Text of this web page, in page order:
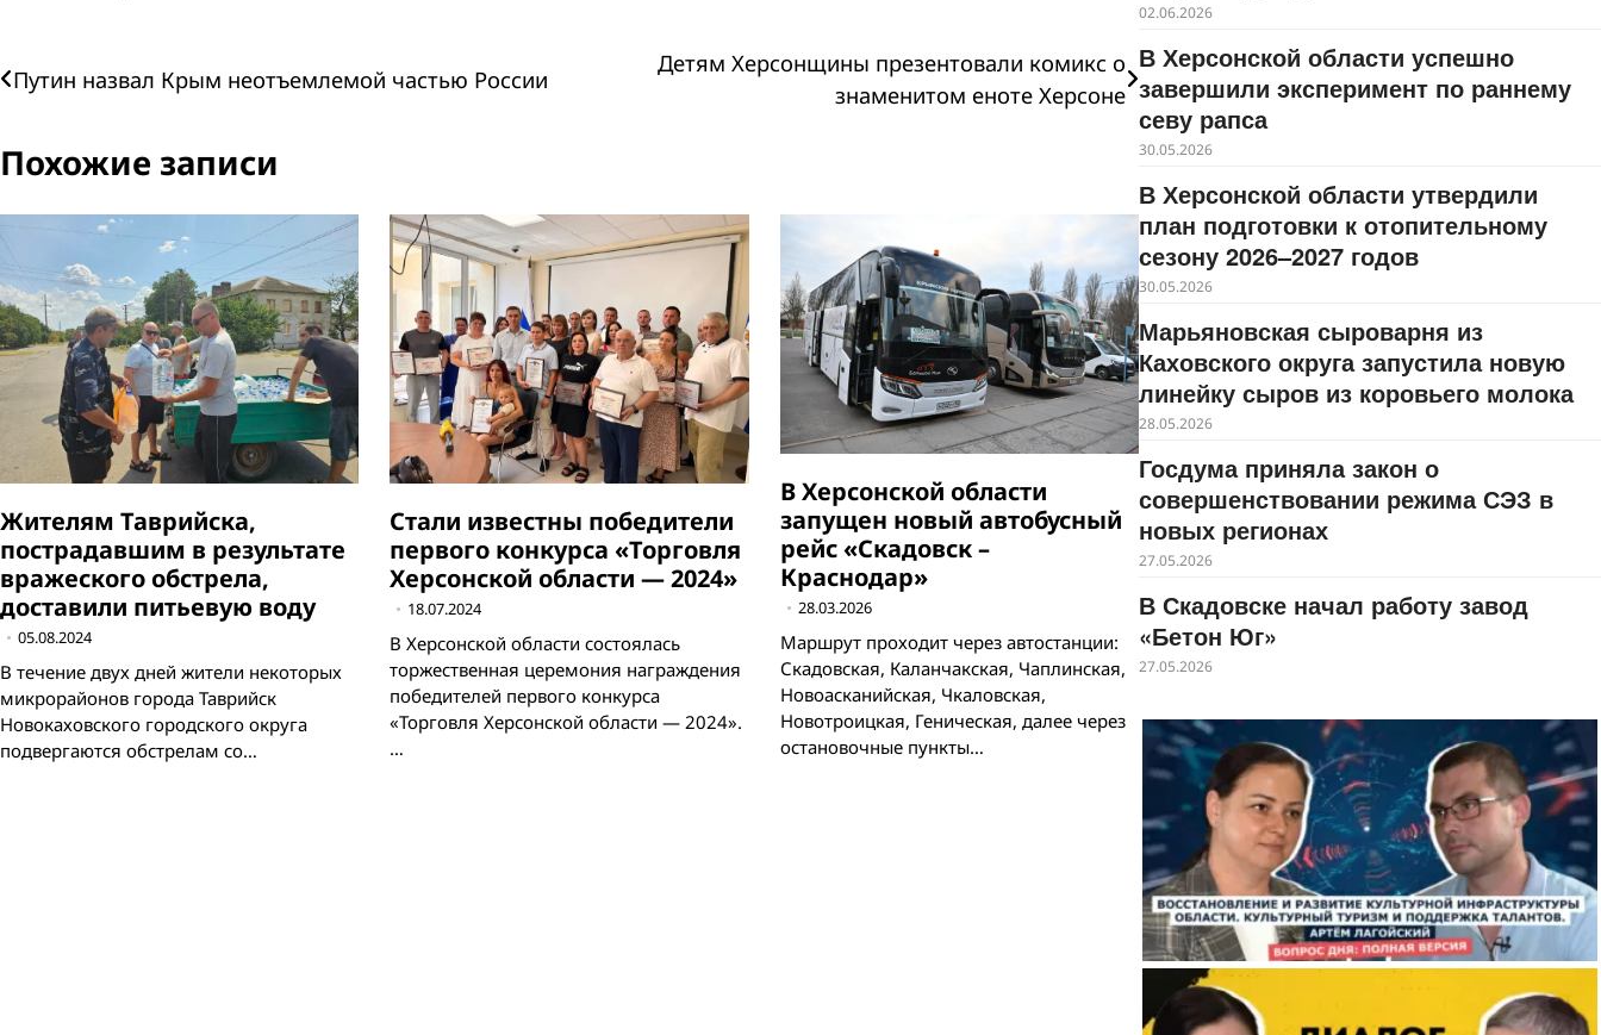
Навигация
записям
Путин назвал Крым неотъемлемой частью России
Детям Херсонщины презентовали комикс о
знаменитом еноте Херсоне
Похожие записи
Жителям Таврийска,
пострадавшим в результате
вражеского обстрела,
доставили питьевую воду
05.08.2024
В течение двух дней жители некоторых
микрорайонов города Таврийск
Новокаховского городского округа
подвергаются обстрелам со…
Стали известны победители
первого конкурса «Торговля
Херсонской области — 2024»
18.07.2024
В Херсонской области состоялась
торжественная церемония награждения
победителей первого конкурса
«Торговля Херсонской области — 2024».
…
В Херсонской области
запущен новый автобусный
рейс «Скадовск –
Краснодар»
28.03.2026
Маршрут проходит через автостанции:
Скадовская, Каланчакская, Чаплинская,
Новоасканийская, Чкаловская,
Новотроицкая, Геническая, далее через
остановочные пункты…
02.06.2026
В Херсонской области успешно
завершили эксперимент по раннему
севу рапса
30.05.2026
В Херсонской области утвердили
план подготовки к отопительному
сезону 2026–2027 годов
30.05.2026
Марьяновская сыроварня из
Каховского округа запустила новую
линейку сыров из коровьего молока
28.05.2026
Госдума приняла закон о
совершенствовании режима СЭЗ в
новых регионах
27.05.2026
В Скадовске начал работу завод
«Бетон Юг»
27.05.2026